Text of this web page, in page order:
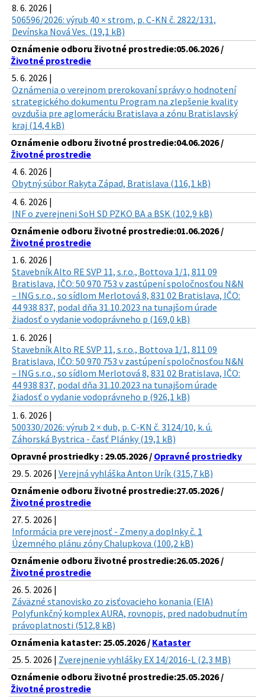
8. 6. 2026 |
506596/2026: výrub 40 × strom, p. C-KN č. 2822/131,
Devínska Nová Ves. (19,1 kB)
Oznámenie odboru životné prostredie:05.06.2026 /
Životné prostredie
5. 6. 2026 |
Oznámenia o verejnom prerokovaní správy o hodnotení
strategického dokumentu Program na zlepšenie kvality
ovzdušia pre aglomeráciu Bratislava a zónu Bratislavský
kraj (14,4 kB)
Oznámenie odboru životné prostredie:04.06.2026 /
Životné prostredie
4. 6. 2026 |
Obytný súbor Rakyta Západ, Bratislava (116,1 kB)
4. 6. 2026 |
INF o zverejneni SoH SD PZKO BA a BSK (102,9 kB)
Oznámenie odboru životné prostredie:01.06.2026 /
Životné prostredie
1. 6. 2026 |
Stavebník Alto RE SVP 11, s.r.o., Bottova 1/1, 811 09
Bratislava, IČO: 50 970 753 v zastúpení spoločnosťou N&N
– ING s.r.o., so sídlom Merlotová 8, 831 02 Bratislava, IČO:
44 938 837, podal dňa 31.10.2023 na tunajšom úrade
žiadosť o vydanie vodoprávneho p (169,0 kB)
1. 6. 2026 |
Stavebník Alto RE SVP 11, s.r.o., Bottova 1/1, 811 09
Bratislava, IČO: 50 970 753 v zastúpení spoločnosťou N&N
– ING s.r.o., so sídlom Merlotová 8, 831 02 Bratislava, IČO:
44 938 837, podal dňa 31.10.2023 na tunajšom úrade
žiadosť o vydanie vodoprávneho p (926,1 kB)
1. 6. 2026 |
500330/2026: výrub 2 × dub, p. C-KN č. 3124/10, k. ú.
Záhorská Bystrica - časť Plánky (19,1 kB)
Opravné prostriedky : 29.05.2026 / Opravné prostriedky
29. 5. 2026 | Verejná vyhláška Anton Urík (315,7 kB)
Oznámenie odboru životné prostredie:27.05.2026 /
Životné prostredie
27. 5. 2026 |
Informácia pre verejnosť - Zmeny a doplnky č. 1
Územného plánu zóny Chalupkova (100,2 kB)
Oznámenie odboru životné prostredie:26.05.2026 /
Životné prostredie
26. 5. 2026 |
Záväzné stanovisko zo zisťovacieho konania (EIA)
Polyfunkčný komplex AURA, rovnopis, pred nadobudnutím
právoplatnosti (512,8 kB)
Oznámenia kataster: 25.05.2026 / Kataster
25. 5. 2026 | Zverejnenie vyhlášky EX 14/2016-L (2,3 MB)
Oznámenie odboru životné prostredie:25.05.2026 /
Životné prostredie